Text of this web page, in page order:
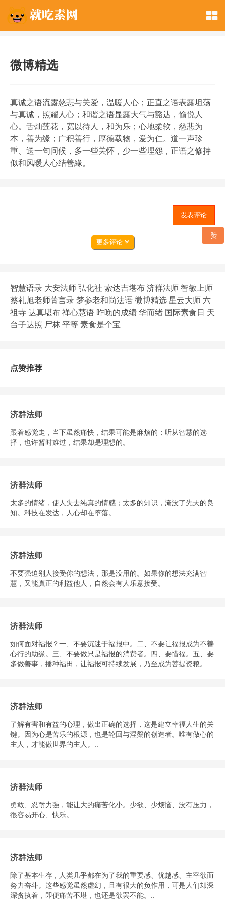
微博精选
真诚之语流露慈悲与关爱，温暖人心；正直之语表露坦荡
与真诚，照耀人心；和谐之语显露大气与豁达，愉悦人
心。舌灿莲花，宽以待人，和为乐；心地柔软，慈悲为
本，善为缘；广积善行，厚德载物，爱为仁。道一声珍
重、送一句问候，多一些关怀，少一些埋怨，正语之修持
似和风暖人心结善緣。
赞
发表评论
更多评论
智慧语录 大安法师 弘化社 索达吉堪布 济群法师 智敏上师
蔡礼旭老师菁言录 梦参老和尚法语 微博精选 星云大师 六
祖寺 达真堪布 禅心慧语 昨晚的成绩 华而绪 国际素食日 天
台子达照 尸林 平等 素食是个宝
点赞推荐
济群法师
跟着感觉走，当下虽然痛快，结果可能是麻烦的；听从智慧的选
择，也许暂时难过，结果却是理想的。
济群法师
太多的情绪，使人失去纯真的情感；太多的知识，淹没了先天的良
知。科技在发达，人心却在堕落。
济群法师
不要强迫别人接受你的想法，那是没用的。如果你的想法充满智
慧，又能真正的利益他人，自然会有人乐意接受。
济群法师
如何面对福报？一、不要沉迷于福报中。二、不要让福报成为不善
心行的助缘。三、不要做只是福报的消费者。四、要惜福。五、要
多做善事，播种福田，让福报可持续发展，乃至成为菩提资粮。..
济群法师
了解有害和有益的心理，做出正确的选择，这是建立幸福人生的关
键。因为心是苦乐的根源，也是轮回与涅槃的创造者。唯有做心的
主人，才能做世界的主人。..
济群法师
勇敢、忍耐力强，能让大的痛苦化小。少欲、少烦恼、没有压力，
很容易开心、快乐。
济群法师
除了基本生存，人类几乎都在为了我的重要感、优越感、主宰欲而
努力奋斗。这些感觉虽然虚幻，且有很大的负作用，可是人们却深
深贪执着，即便痛苦不堪，也还是欲罢不能。..